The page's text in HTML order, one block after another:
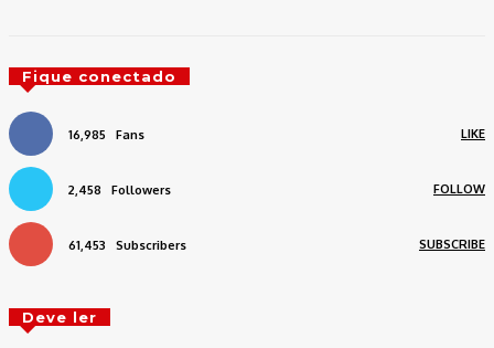
Fique conectado
16,985 Fans LIKE
2,458 Followers FOLLOW
61,453 Subscribers SUBSCRIBE
Deve ler